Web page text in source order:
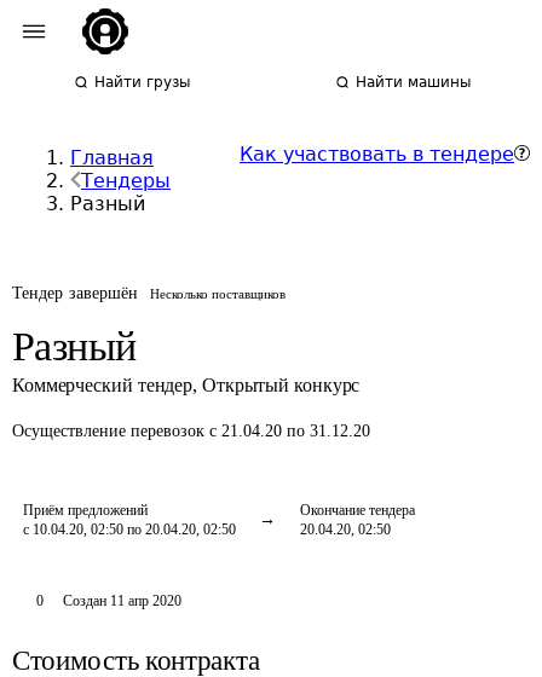
Найти грузы Найти машины
Главная
Тендеры
Разный
Как участвовать в тендере
Тендер завершён Несколько поставщиков
Разный
Коммерческий тендер, Открытый конкурс
Осуществление перевозок с 21.04.20 по 31.12.20
Приём предложений
с 10.04.20, 02:50 по 20.04.20, 02:50
Окончание тендера
20.04.20, 02:50
0 Создан 11 апр 2020
Стоимость контракта